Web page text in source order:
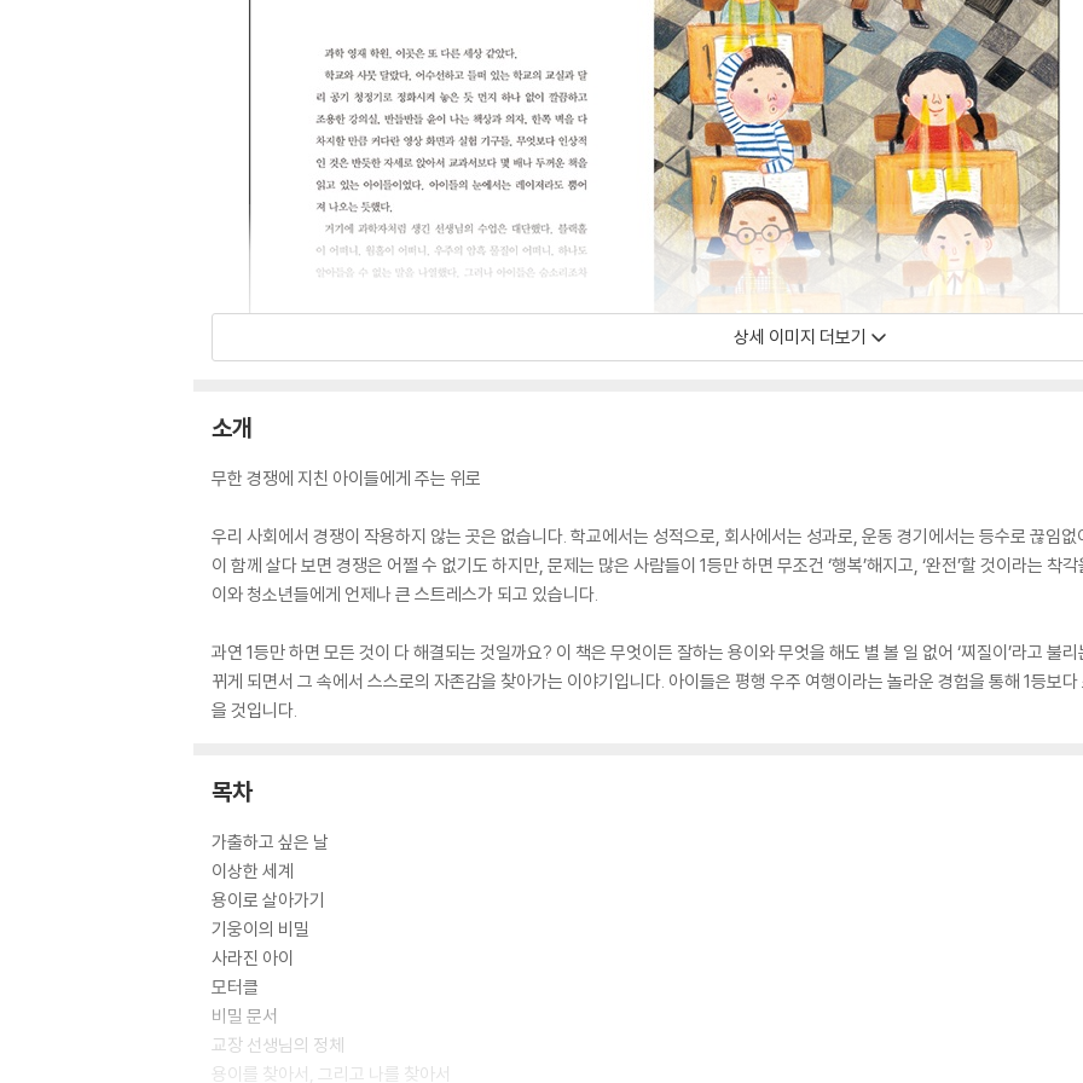
상세 이미지 더보기
소개
무한 경쟁에 지친 아이들에게 주는 위로
우리 사회에서 경쟁이 작용하지 않는 곳은 없습니다. 학교에서는 성적으로, 회사에서는 성과로, 운동 경기에서는 등수로 끊임
이 함께 살다 보면 경쟁은 어쩔 수 없기도 하지만, 문제는 많은 사람들이 1등만 하면 무조건 ‘행복’해지고, ‘완전’할 것이라는 착
이와 청소년들에게 언제나 큰 스트레스가 되고 있습니다.
과연 1등만 하면 모든 것이 다 해결되는 것일까요? 이 책은 무엇이든 잘하는 용이와 무엇을 해도 별 볼 일 없어 ‘찌질이’라고 불
뀌게 되면서 그 속에서 스스로의 자존감을 찾아가는 이야기입니다. 아이들은 평행 우주 여행이라는 놀라운 경험을 통해 1등보
을 것입니다.
목차
가출하고 싶은 날
이상한 세계
용이로 살아가기
기웅이의 비밀
사라진 아이
모터클
비밀 문서
교장 선생님의 정체
용이를 찾아서, 그리고 나를 찾아서